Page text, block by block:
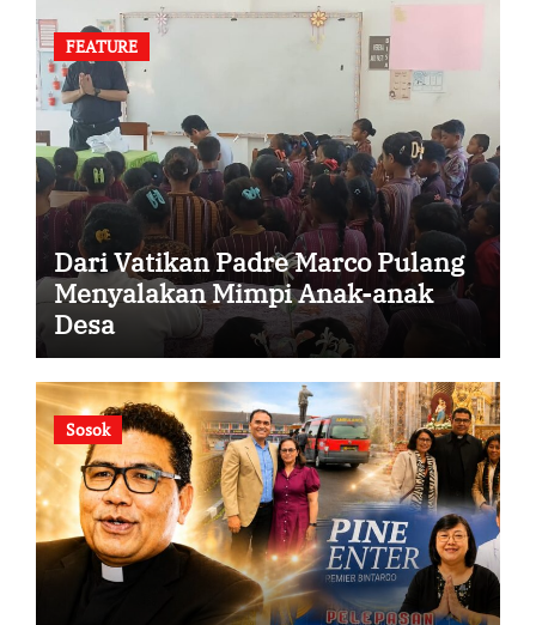
FEATURE
Dari Vatikan Padre Marco Pulang
Menyalakan Mimpi Anak-anak
Desa
Sosok